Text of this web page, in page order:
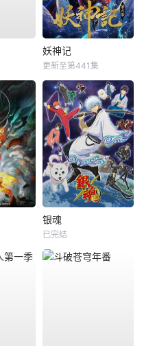
妖神记
更新至第441集
银魂
已完结